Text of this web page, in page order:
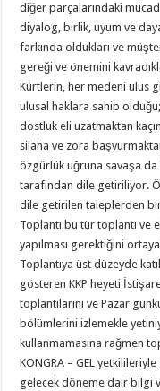
diğer parçalarındaki
diyalog, birlik, uyum ve
farkında oldukları ve
gereği ve önemini
Kürtlerin, her medeni ulus
ulusal haklara sahip
dostluk eli uzatmaktan
silaha ve zora
özgürlük uğruna savaşa da
tarafından dile getiriliyor.
dile getirilen taleplerden
Toplantı bu tür toplantı ve
yapılması gerektiğini
Toplantıya üst düzeyde
gösteren KKP heyeti
toplantılarını ve Pazar
bölümlerini izlemekle
kullanmamasına rağmen
KONGRA – GEL
gelecek döneme dair bilgi